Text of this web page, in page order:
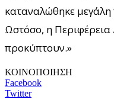
καταναλώθηκε μεγάλη
Ωστόσο, η Περιφέρεια
προκύπτουν.»
ΚΟΙΝΟΠΟΙΗΣΗ
Facebook
Twitter